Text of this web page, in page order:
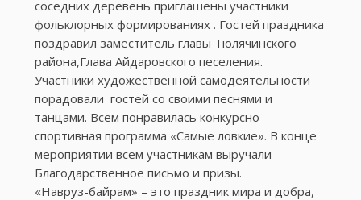
соседних деревень приглашены участники
фольклорных формированиях . Гостей праздника​
поздравил заместитель главы Тюлячинского
района,Глава Айдаровского песеления.
Участники художественной самодеятельности
порадовали ​ гостей со своими песнями и
танцами. Всем понравилась конкурсно-
спортивная программа «Самые ловкие». В конце
мероприятии всем участникам выручали
Благодарственное письмо и призы.
«Навруз-байрам» – это праздник мира и добра,